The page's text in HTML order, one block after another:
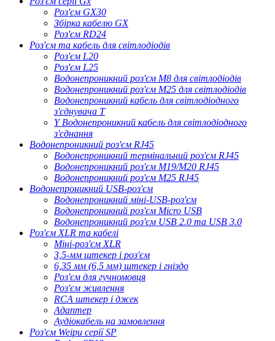
Роз'єм GX30
Збірка кабелю GX
Роз'єм RD24
Роз'єм та кабель для світлодіодів
Роз'єм L20
Роз'єм L25
Водонепроникний роз'єм M8 для світлодіодів
Водонепроникний роз'єм M25 для світлодіодів
Водонепроникний кабель для світлодіодного
з'єднувача T
Y Водонепроникний кабель для світлодіодного
з'єднання
Водонепроникний роз'єм RJ45
Водонепроникний термінальний роз'єм RJ45
Водонепроникний роз'єм M19/M20 RJ45
Водонепроникний роз'єм M25 RJ45
Водонепроникний USB-роз'єм
Водонепроникний міні-USB-роз'єм
Водонепроникний роз'єм Micro USB
Водонепроникний роз'єм USB 2.0 та USB 3.0
Роз'єм XLR та кабелі
Міні-роз'єм XLR
3,5-мм штекер і роз'єм
6,35 мм (6,5 мм) штекер і гніздо
Роз'єм для гучномовця
Роз'єм живлення
RCA штекер і джек
Адаптер
Аудіокабель на замовлення
Роз'єм Weipu серії SP